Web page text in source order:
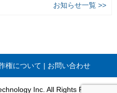
お知らせ一覧 >>
権について お問い合わせ
Inc. All Rights Reserved.